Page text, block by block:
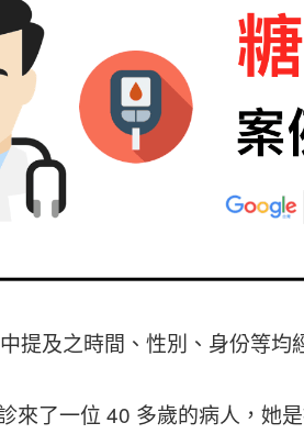
提及之時間、性別、身份等均
來了一位 40 多歲的病人，她